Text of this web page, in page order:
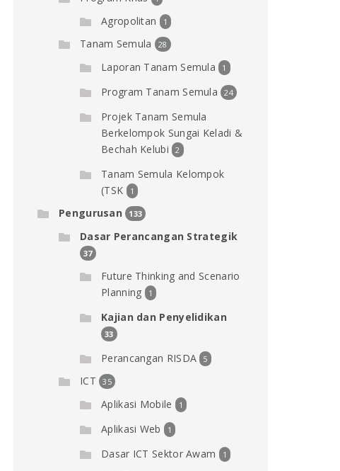
Agropolitan 1
Tanam Semula 28
Laporan Tanam Semula 1
Program Tanam Semula 24
Projek Tanam Semula
Berkelompok Sungai Keladi &
Bechah Kelubi
2
Tanam Semula Kelompok
(TSK
1
Pengurusan 133
Dasar Perancangan Strategik
37
Future Thinking and Scenario
Planning
1
Kajian dan Penyelidikan
33
Perancangan RISDA 5
ICT 35
Aplikasi Mobile 1
Aplikasi Web 1
Dasar ICT Sektor Awam 1